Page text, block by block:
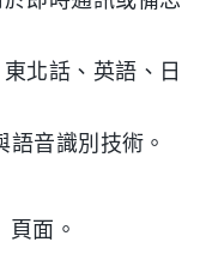
北話、英語、日
語音識別技術。
面。